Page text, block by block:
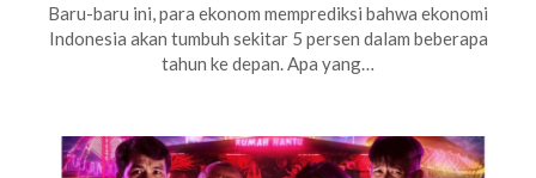
Baru-baru ini, para ekonom memprediksi bahwa ekonomi
Indonesia akan tumbuh sekitar 5 persen dalam beberapa
tahun ke depan. Apa yang…